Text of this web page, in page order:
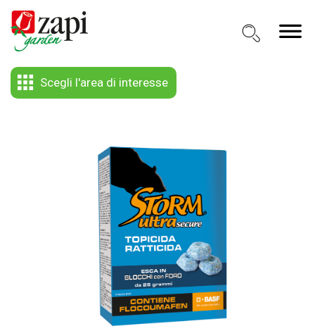
Scegli l'area di interesse